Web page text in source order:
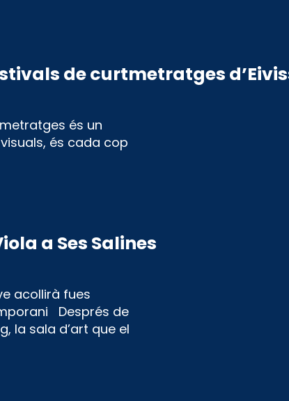
de curtmetratges
és un
és cada cop
a Ses Salines
acollirà fues
Després de
la sala d’art que el